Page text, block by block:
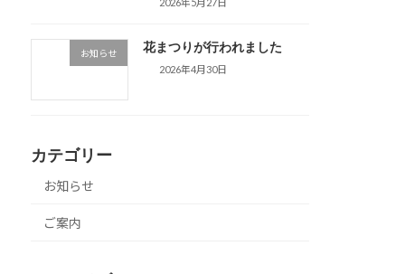
お知らせ 花まつりが行われました
2026年4月30日
カテゴリー
お知らせ
ご案内